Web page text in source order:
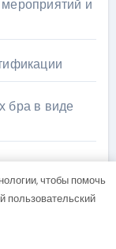
и
бра в виде
сервиса,
на объектах
чтобы помочь
пользовательский